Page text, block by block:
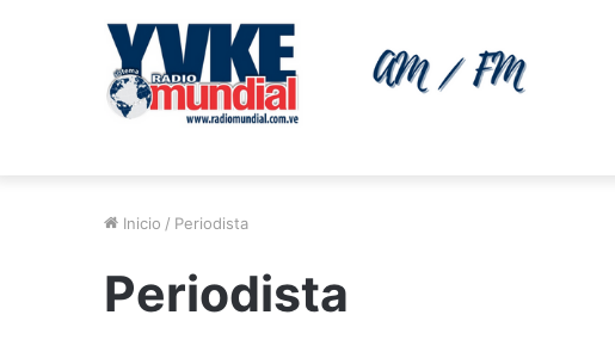
Inicio / Periodista
Periodista